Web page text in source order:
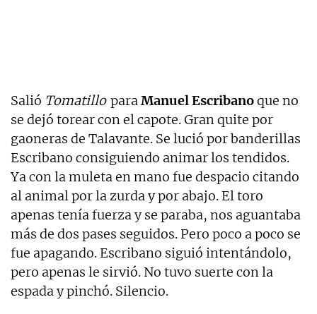
Salió Tomatillo paraManuel Escribanoque no
se dejó torear con el capote. Gran quite por
gaoneras de Talavante. Se lució por banderillas
Escribano consiguiendo animar los tendidos.
Ya con la muleta en mano fue despacio citando
al animal por la zurda y por abajo. El toro
apenas tenía fuerza y se paraba, nos aguantaba
más de dos pases seguidos. Pero poco a poco se
fue apagando. Escribano siguió intentándolo,
pero apenas le sirvió. No tuvo suerte con la
espada y pinchó. Silencio.